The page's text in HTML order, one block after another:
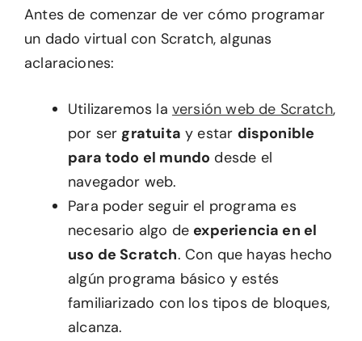
Antes de comenzar de ver cómo programar
un dado virtual con Scratch, algunas
aclaraciones:
Utilizaremos la versión web de Scratch,
por ser gratuita y estar disponible
para todo el mundo desde el
navegador web.
Para poder seguir el programa es
necesario algo de experiencia en el
uso de Scratch. Con que hayas hecho
algún programa básico y estés
familiarizado con los tipos de bloques,
alcanza.